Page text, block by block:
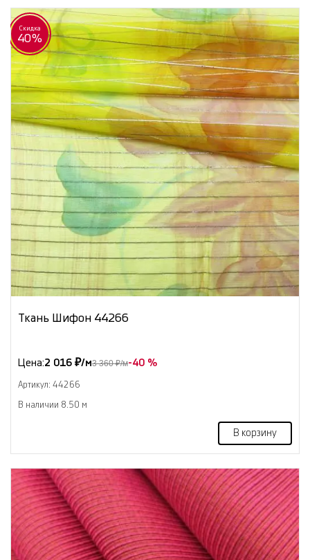
Скидка
40%
Ткань Шифон 44266
Цена:2 016 ₽/м3 360 ₽/м-40 %
Артикул: 44266
В наличии 8.50 м
В корзину